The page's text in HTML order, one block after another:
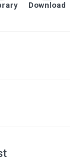
Download